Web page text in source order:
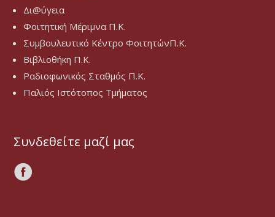
Δι@ύγεια
Φοιτητική Μέριμνα Π.Κ.
Συμβουλευτικό Κέντρο ΦοιτητώνΠ.Κ.
Βιβλιοθήκη Π.Κ.
Ραδιοφωνικός Σταθμός Π.Κ.
Παλιός Ιστότοπος Τμήματος
Συνδεθείτε μαζί μας